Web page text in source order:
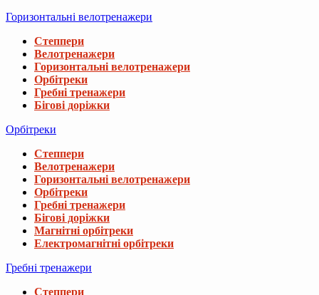
Горизонтальні велотренажери
Степпери
Велотренажери
Горизонтальні велотренажери
Орбітреки
Гребні тренажери
Бігові доріжки
Орбітреки
Степпери
Велотренажери
Горизонтальні велотренажери
Орбітреки
Гребні тренажери
Бігові доріжки
Магнітні орбітреки
Електромагнітні орбітреки
Гребні тренажери
Степпери